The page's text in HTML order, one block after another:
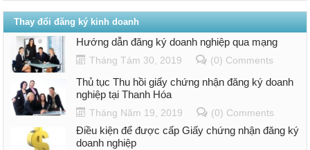
Thay đổi đăng ký kinh doanh
Hướng dẫn đăng ký doanh nghiệp qua mạng
Tháng Tám 30, 2019 (0) Comments
Thủ tục Thu hồi giấy chứng nhận đăng ký doanh
nghiệp tại Thanh Hóa
Tháng Năm 19, 2019 (0) Comments
Điều kiện để được cấp Giấy chứng nhận đăng ký
doanh nghiệp